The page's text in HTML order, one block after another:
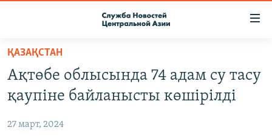
Вернуться
основному
содержанию
Вернутся
О ПРОЕКТЕ
ПОДПИСКА
КОНТАКТЫ
RFE/RL ДИРЕКТ
ҚАЗАҚСТАН
Ақтөбе облысында 74 адам су тасу
қаупіне байланысты көшірілді
27 март, 2024